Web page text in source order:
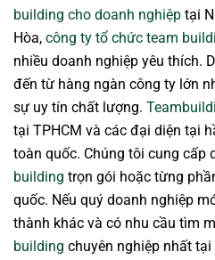
building cho doanh nghiệp tại
Hòa, công ty tổ chức team
nhiều doanh nghiệp yêu thích.
đến từ hàng ngàn công ty lớn
sự uy tín chất lượng.
tại TPHCM và các đại diện tại
toàn quốc. Chúng tôi cung cấp
building trọn gói hoặc từng
quốc. Nếu quý doanh nghiệp
thành khác và có nhu cầu tìm
building chuyên nghiệp nhất